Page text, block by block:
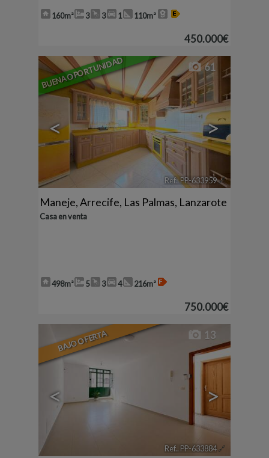
160m² 3 3 1 110m²
450.000€
BUENA OPORTUNIDAD
< >
61
Ref.. PP-633959🔗
Maneje,Arrecife, Las Palmas, Lanzarote
Casa en venta
498m² 5 3 4 216m²
750.000€
BAJO OFERTA
< >
13
Ref.. PP-633884🔗